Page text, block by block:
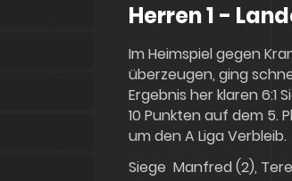
Herren 1 -
Im Heimspiel gegen
überzeugen, ging
Ergebnis her klaren 6:1
10 Punkten auf dem 5.
um den A Liga Verbleib.
Siege Manfred (2),